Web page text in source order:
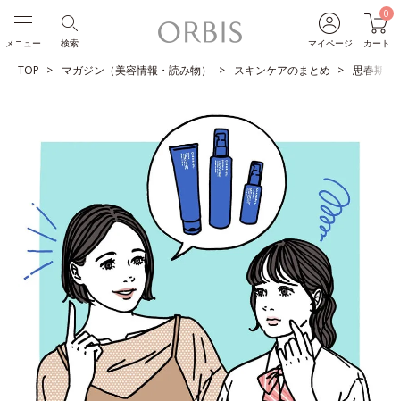
マイページ
0
カート
検索
メニュー
TOP マガジン（美容情報・読み物） スキンケアのまとめ 思春期ニ